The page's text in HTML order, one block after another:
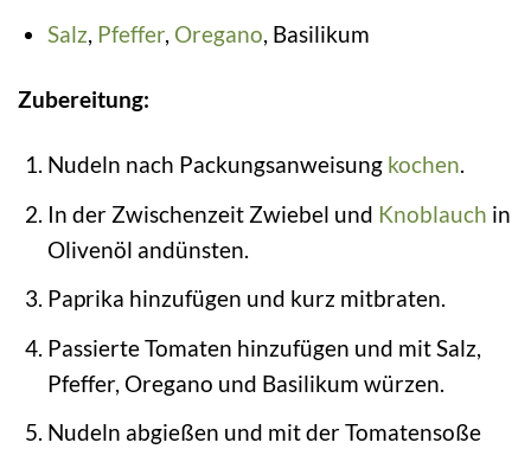
Salz, Pfeffer, Oregano, Basilikum
Zubereitung:
Nudeln nach Packungsanweisung kochen.
In der Zwischenzeit Zwiebel und Knoblauch in
Olivenöl andünsten.
Paprika hinzufügen und kurz mitbraten.
Passierte Tomaten hinzufügen und mit Salz,
Pfeffer, Oregano und Basilikum würzen.
Nudeln abgießen und mit der Tomatensoße